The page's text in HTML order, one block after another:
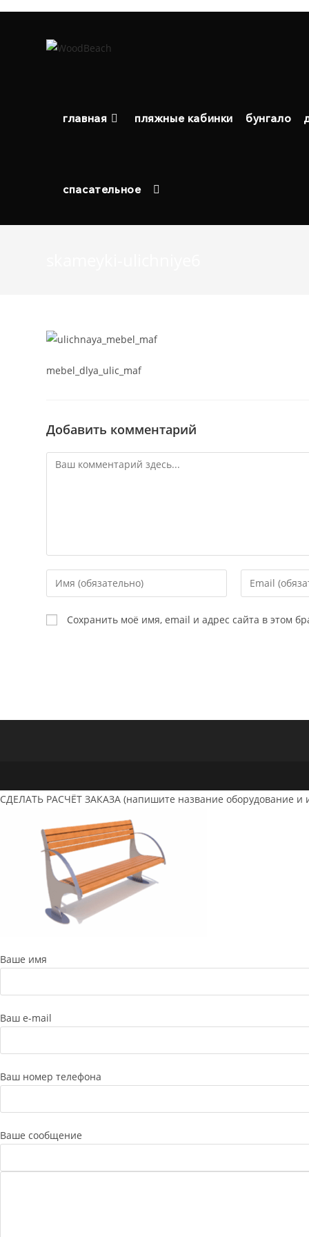
содержимому
главная пляжные кабинки бунгало
спасательное
mebel_dlya_ulic_maf
Добавить комментарий
Комментарий
Введите
свое
имя
или
Введите
свой
Сохранить моё имя, email и адрес сайта в этом
СДЕЛАТЬ РАСЧЁТ ЗАКАЗА (напишите название оборудование и
Ваше имя
Ваш e-mail
Ваш номер телефона
Ваше сообщение